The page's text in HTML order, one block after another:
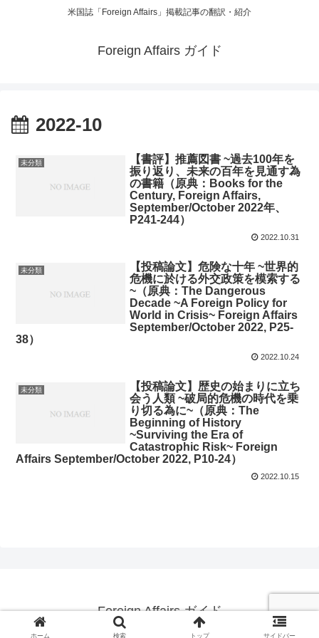
米国誌「Foreign Affairs」掲載記事の翻訳・紹介
Foreign Affairs ガイド
2022-10
未分類
【書評】推薦図書 ~過去100年を
振り返り、未来の百年を見通す為
の書籍（原典：Books for the
Century, Foreign Affairs,
September/October 2022年、
P241-244）
2022.10.31
未分類
【投稿論文】危険な十年 ~世界的
危機に於ける外交政策を模索する
~（原典：The Dangerous
Decade ~A Foreign Policy for
World in Crisis~ Foreign Affairs
September/October 2022, P25-
38）
2022.10.24
未分類
【投稿論文】歴史の始まりに立ち
会う人類 ~破局的危機の時代を乗
り切る為に~（原典：The
Beginning of History
~Surviving the Era of
Catastrophic Risk~ Foreign
Affairs September/October 2022, P10-24）
2022.10.15
Foreign Affairs ガイド
© 2020 Foreign Affairs ガイド.
ホーム 検索 トップ サイドバー